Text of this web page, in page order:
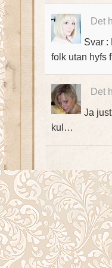
Det
Svar :
folk utan hyfs
Det
Ja
kul…